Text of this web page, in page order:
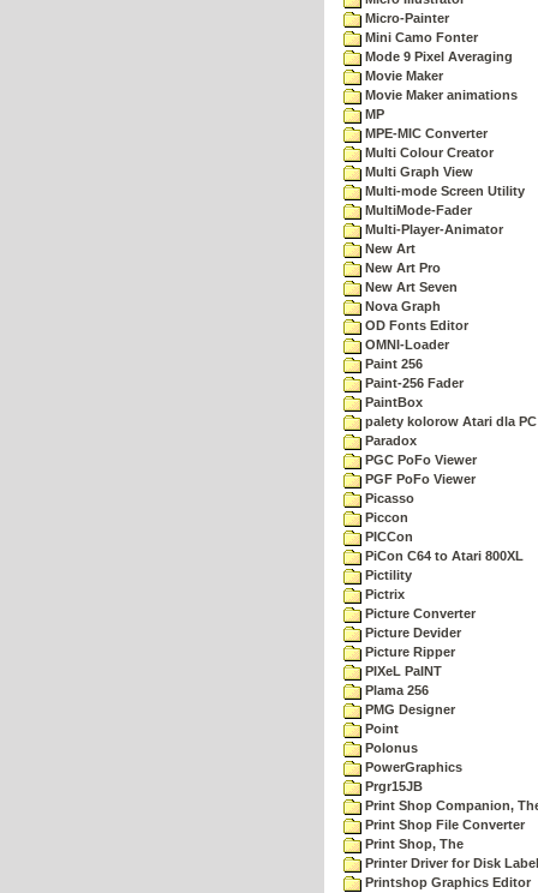
Micro-Painter
Mini Camo Fonter
Mode 9 Pixel Averaging
Movie Maker
Movie Maker animations
MP
MPE-MIC Converter
Multi Colour Creator
Multi Graph View
Multi-mode Screen Utility
MultiMode-Fader
Multi-Player-Animator
New Art
New Art Pro
New Art Seven
Nova Graph
OD Fonts Editor
OMNI-Loader
Paint 256
Paint-256 Fader
PaintBox
palety kolorow Atari dla PC
Paradox
PGC PoFo Viewer
PGF PoFo Viewer
Picasso
Piccon
PICCon
PiCon C64 to Atari 800XL
Pictility
Pictrix
Picture Converter
Picture Devider
Picture Ripper
PIXeL PaINT
Plama 256
PMG Designer
Point
Polonus
PowerGraphics
Prgr15JB
Print Shop Companion,
Print Shop File Converter
Print Shop, The
Printer Driver for Disk
Printshop Graphics Editor